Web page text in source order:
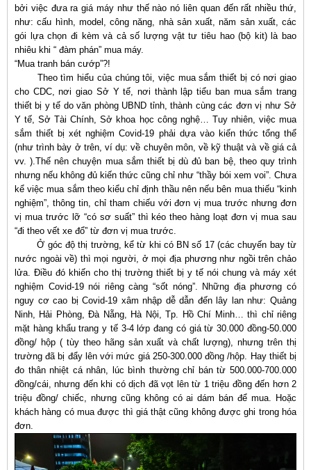
bởi việc đưa ra giá máy như thế nào nó liên quan đến rất nhiều thứ,
như: cấu hình, model, công năng, nhà sản xuất, năm sản xuất, các
gói lựa chọn đi kèm và cả số lượng vật tư tiêu hao (bộ kit) là bao
nhiêu khi “ đàm phán” mua máy.
“Mua tranh bán cướp”?!
Theo tìm hiểu của chúng tôi, việc mua sắm thiết bị có nơi giao
cho CDC, nơi giao Sở Y tế, nơi thành lập tiểu ban mua sắm trang
thiết bị y tế do văn phòng UBND tỉnh, thành cùng các đơn vị như Sở
Y tế, Sở Tài Chính, Sở khoa học công nghệ… Tuy nhiên, việc mua
sắm thiết bị xét nghiệm Covid-19 phải dựa vào kiến thức tổng thể
(như trình bày ở trên, ví dụ: về chuyên môn, về kỹ thuật và về giá cả
vv. ).Thế nên chuyện mua sắm thiết bị dù đủ ban bệ, theo quy trình
nhưng nếu không đủ kiến thức cũng chỉ như “thầy bói xem voi”. Chưa
kể việc mua sắm theo kiểu chỉ định thầu nên nếu bên mua thiếu “kinh
nghiệm”, thông tin, chỉ tham chiếu với đơn vị mua trước nhưng đơn
vị mua trước lỡ “có sơ suất” thì kéo theo hàng loạt đơn vị mua sau
“đi theo vết xe đổ” từ đơn vị mua trước.
Ở góc độ thị trường, kể từ khi có BN số 17 (các chuyến bay từ
nước ngoài về) thì mọi người, ở mọi địa phương như ngồi trên chảo
lửa. Điều đó khiến cho thị trường thiết bị y tế nói chung và máy xét
nghiệm Covid-19 nói riêng càng “sốt nóng”. Những địa phương có
nguy cơ cao bị Covid-19 xâm nhập dễ dẫn đến lây lan như: Quảng
Ninh, Hải Phòng, Đà Nẵng, Hà Nội, Tp. Hồ Chí Minh… thì chỉ riêng
mặt hàng khẩu trang y tế 3-4 lớp đang có giá từ 30.000 đồng-50.000
đồng/ hộp ( tùy theo hãng sản xuất và chất lượng), nhưng trên thị
trường đã bị đẩy lên với mức giá 250-300.000 đồng /hộp. Hay thiết bị
đo thân nhiệt cá nhân, lúc bình thường chỉ bán từ 500.000-700.000
đồng/cái, nhưng đến khi có dịch đã vọt lên từ 1 triệu đồng đến hơn 2
triệu đồng/ chiếc, nhưng cũng không có ai dám bán để mua. Hoặc
khách hàng có mua được thì giá thật cũng không được ghi trong hóa
đơn.